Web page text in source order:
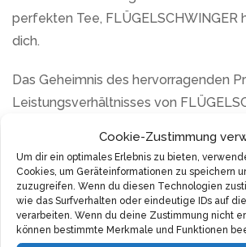
Cookie-Zustimmung
Um dir ein optimales Erlebnis zu bieten,
Cookies, um Geräteinformationen zu speichern
zuzugreifen. Wenn du diesen Technologien
wie das Surfverhalten oder eindeutige IDs auf
verarbeiten. Wenn du deine Zustimmung nicht
können bestimmte Merkmale und Funktionen
perfekten Tee, FLÜGELSCHWINGER
dich.
Das Geheimnis des hervorragenden
Leistungsverhältnisses von
Jahrhunderte alter Teekultur und
Produktionstechnologie. Jedes Blatt
gepflückt und inspiziert, wobei nur die
Blätter der Tencha-Teepflanze zur
ausgewählt werden. Nach der Ernte